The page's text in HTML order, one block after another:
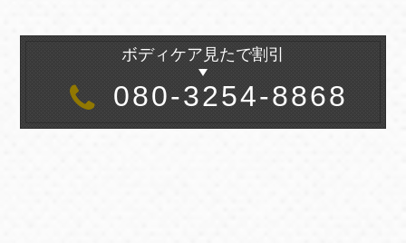
ボディケア見たで割引
080-3254-8868